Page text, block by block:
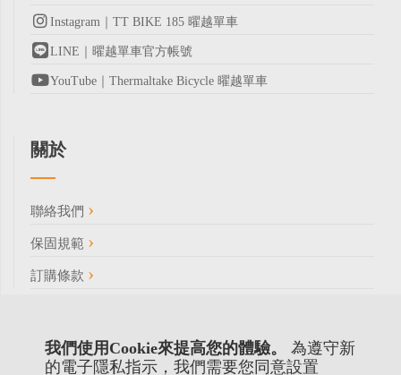
我們使用Cookie來提高您的體驗。
為遵守新
的電子隱私指示，我們需要您同意設置
Instagram｜TT BIKE 185 曜越單車
LINE｜曜越單車官方帳號
YouTube｜Thermaltake Bicycle 曜越單車
關於
聯絡我們
保固規範
訂購條款